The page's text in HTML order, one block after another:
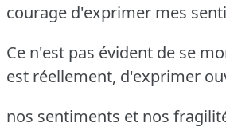
courage d'exprimer mes
Ce n'est pas évident de se
est réellement, d'exprimer
nos sentiments et nos